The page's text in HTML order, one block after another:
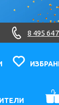
8 495